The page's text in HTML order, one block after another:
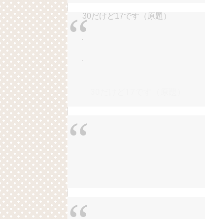
30だけど17です（原題）